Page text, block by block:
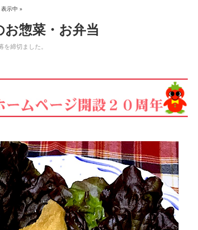
示中 »
惣菜・お弁当
を締切ました。